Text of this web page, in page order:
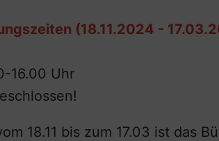
(18.11.2024 -
16.00 Uhr
18.11 bis zum 17.03 ist das